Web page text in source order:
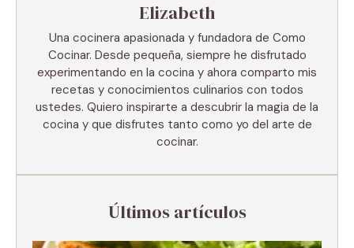
Elizabeth
Una cocinera apasionada y fundadora de Como
Cocinar. Desde pequeña, siempre he disfrutado
experimentando en la cocina y ahora comparto mis
recetas y conocimientos culinarios con todos
ustedes. Quiero inspirarte a descubrir la magia de la
cocina y que disfrutes tanto como yo del arte de
cocinar.
Últimos artículos